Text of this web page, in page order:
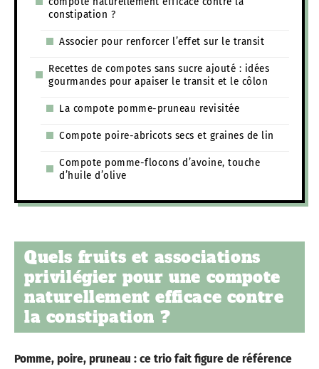
constipation ?
Associer pour renforcer l’effet sur le transit
Recettes de compotes sans sucre ajouté : idées
gourmandes pour apaiser le transit et le côlon
La compote pomme-pruneau revisitée
Compote poire-abricots secs et graines de lin
Compote pomme-flocons d’avoine, touche
d’huile d’olive
Quels fruits et associations
privilégier pour une compote
naturellement efficace contre
la constipation ?
Pomme, poire, pruneau : ce trio fait figure de référence